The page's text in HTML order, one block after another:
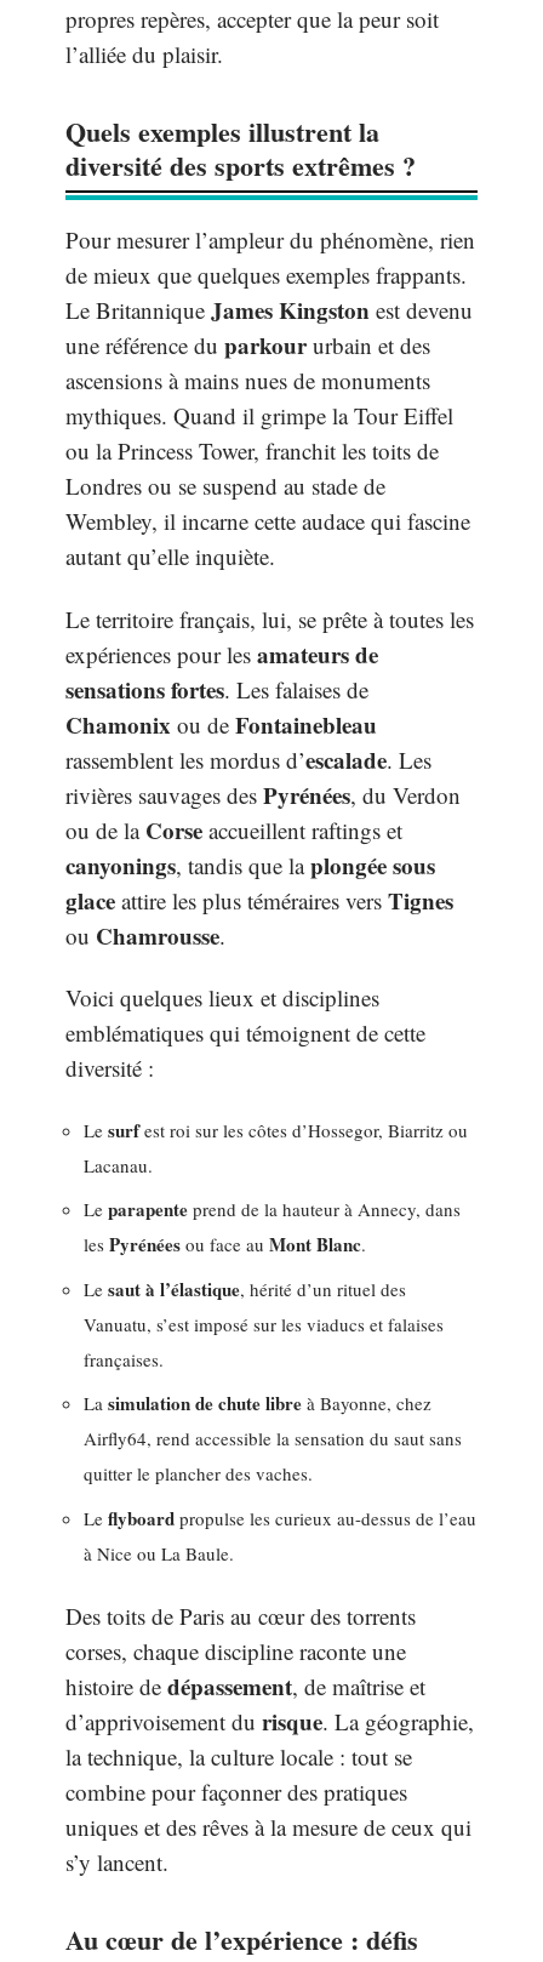
propres repères, accepter que la peur soit
l’alliée du plaisir.
Quels exemples illustrent la
diversité des sports extrêmes ?
Pour mesurer l’ampleur du phénomène, rien
de mieux que quelques exemples frappants.
Le Britannique James Kingston est devenu
une référence du parkoururbain et des
ascensions à mains nues de monuments
mythiques. Quand il grimpe la Tour Eiffel
ou la Princess Tower, franchit les toits de
Londres ou se suspend au stade de
Wembley, il incarne cette audace qui fascine
autant qu’elle inquiète.
Le territoire français, lui, se prête à toutes les
expériences pour les amateurs de
sensations fortes. Les falaises de
Chamonix ou de Fontainebleau
rassemblent les mordus d’escalade. Les
rivières sauvages des Pyrénées, du Verdon
ou de la Corse accueillent raftings et
canyonings, tandis que laplongée sous
glace attire les plus téméraires vers Tignes
ou Chamrousse.
Voici quelques lieux et disciplines
emblématiques qui témoignent de cette
diversité :
Le surfest roi sur les côtes d’Hossegor, Biarritz ou
Lacanau.
Le parapente prend de la hauteur à Annecy, dans
les Pyrénées ou face au Mont Blanc.
Le saut à l’élastique, hérité d’un rituel des
Vanuatu, s’est imposé sur les viaducs et falaises
françaises.
La simulation de chute libre à Bayonne, chez
Airfly64, rend accessible la sensation du saut sans
quitter le plancher des vaches.
Le flyboard propulse les curieux au-dessus de l’eau
à Nice ou La Baule.
Des toits de Paris au cœur des torrents
corses, chaque discipline raconte une
histoire de dépassement, de maîtrise et
d’apprivoisement du risque. La géographie,
la technique, la culture locale : tout se
combine pour façonner des pratiques
uniques et des rêves à la mesure de ceux qui
s’y lancent.
Au cœur de l’expérience : défis